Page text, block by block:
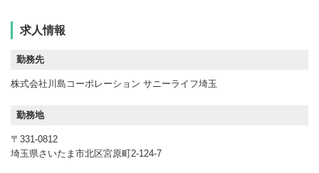
求人情報
勤務先
株式会社川島コーポレーション サニーライフ埼玉
勤務地
〒331-0812
埼玉県さいたま市北区宮原町2-124-7